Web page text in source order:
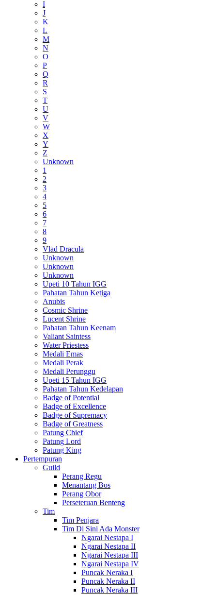
I
J
K
L
M
N
O
P
Q
R
S
T
U
V
W
X
Y
Z
Unknown
1
2
3
4
5
6
7
8
9
Vlad Dracula
Unknown
Unknown
Unknown
Upeti 10 Tahun IGG
Pahatan Tahun Ketiga
Anubis
Cosmic Shrine
Lucent Shrine
Pahatan Tahun Keenam
Valiant Saintess
Water Priestess
Medali Emas
Medali Perak
Medali Perunggu
Upeti 15 Tahun IGG
Pahatan Tahun Kedelapan
Badge of Potential
Badge of Excellence
Badge of Supremacy
Badge of Greatness
Patung Chief
Patung Lord
Patung King
Pertempuran
Guild
Perang Regu
Menantang Bos
Perang Obor
Perseteruan Benteng
Tim
Tim Penjara
Tim Di Sini Ada Monster
Ngarai Nestapa I
Ngarai Nestapa II
Ngarai Nestapa III
Ngarai Nestapa IV
Puncak Neraka I
Puncak Neraka II
Puncak Neraka III